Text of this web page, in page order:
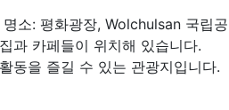
소: 평화광장, Wolchulsan 국립
과 카페들이 위치해 있습니다.
동을 즐길 수 있는 관광지입니다.